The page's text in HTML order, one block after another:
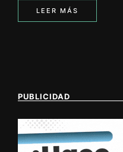
LEER MÁS
PUBLICIDAD